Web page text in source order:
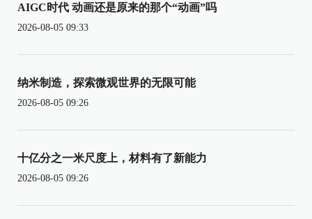
AIGC时代 动画还是原来的那个“动画”吗
2026-08-05 09:33
纳米制造，探索微观世界的无限可能
2026-08-05 09:26
十亿分之一米尺度上，材料有了新能力
2026-08-05 09:26